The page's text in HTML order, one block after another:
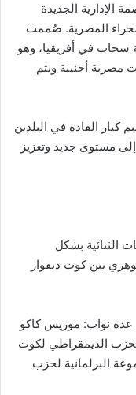
الإدارية الجديدة
منذ عام 2015 في الصحراء المصرية. صُممت
سحاب في أفريقيا، وهو
أجنبية ويتم
كبار القادة في البلدين
إلى مستوى جديد وتعزيز
الثنائية بشكل
بين كوت ديفوار
عدة نواب: موريس كاكو
الديمقراطي لكوت
البرلمانية لحزب